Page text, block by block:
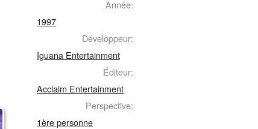
Année:
1997
Développeur:
Iguana Entertainment
Éditeur:
Acclaim Entertainment
Perspective:
1ère personne